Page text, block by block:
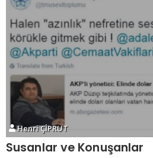
Henri ÇİPRUT
Susanlar ve Konuşanlar